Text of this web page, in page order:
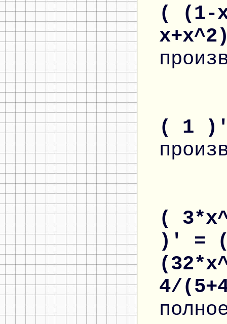
( (1-
( 1
(
)' =
4/